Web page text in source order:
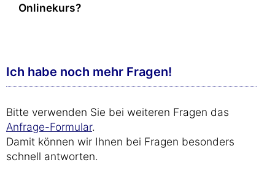
Onlinekurs?
Ich habe noch mehr Fragen!
Bitte verwenden Sie bei weiteren Fragen das
Anfrage-Formular.
Damit können wir Ihnen bei Fragen besonders
schnell antworten.